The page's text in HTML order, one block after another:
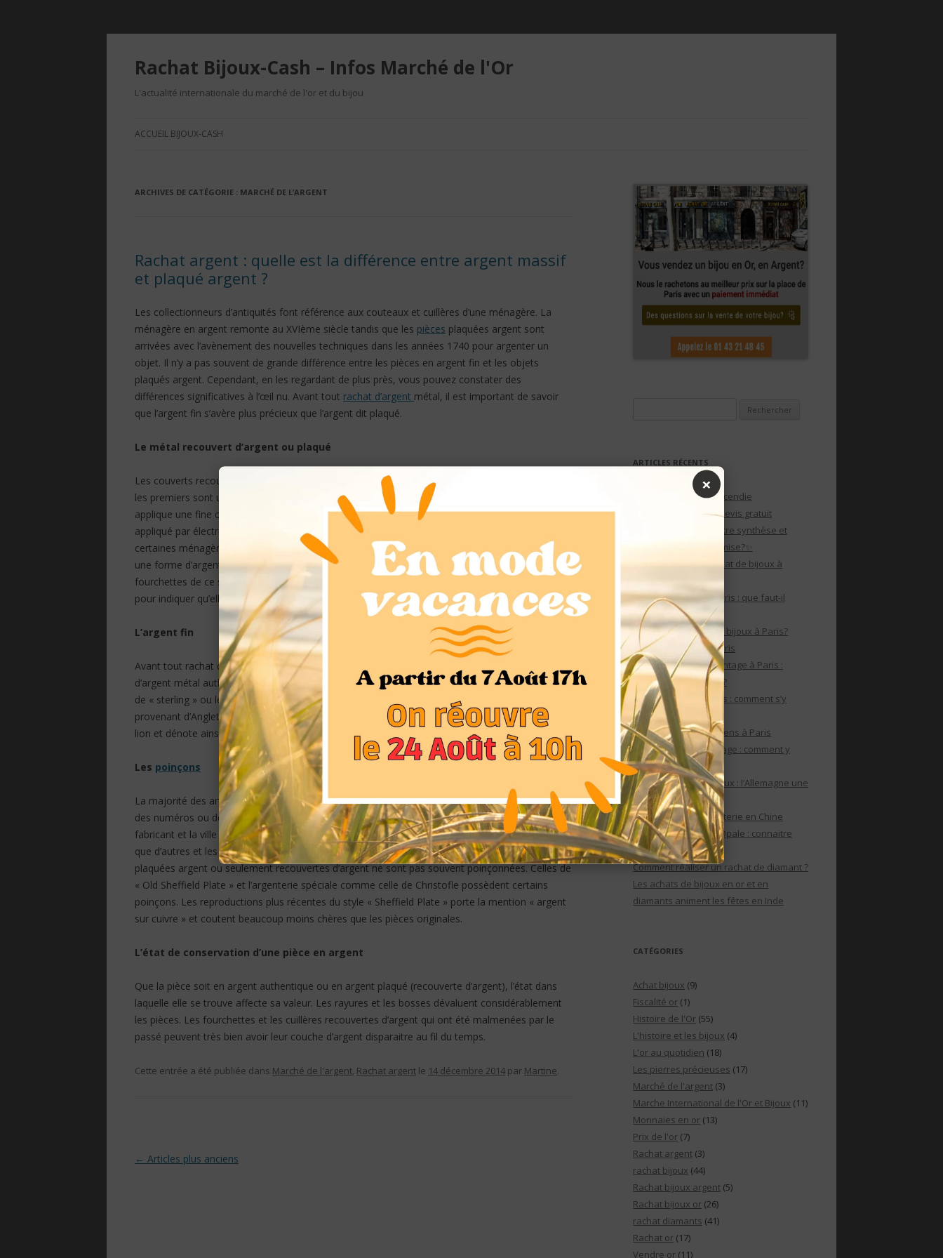
Rachat Bijoux-Cash – Infos Marché de l'Or
L'actualité internationale du marché de l'or et du bijou
ACCUEIL BIJOUX-CASH
ARCHIVES DE CATÉGORIE : MARCHÉ DE L’ARGENT
Rachat argent : quelle est la différence entre argent massif
et plaqué argent ?
Les collectionneurs d’antiquités font référence aux couteaux et cuillères d’une ménagère. La
ménagère en argent remonte au XVIème siècle tandis que les pièces plaquées argent sont
arrivées avec l’avènement des nouvelles techniques dans les années 1740 pour argenter un
objet. Il n’y a pas souvent de grande différence entre les pièces en argent fin et les objets
plaqués argent. Cependant, en les regardant de plus près, vous pouvez constater des
différences significatives à l’œil nu. Avant tout rachat d’argent métal, il est important de savoir
que l’argent fin s’avère plus précieux que l’argent dit plaqué.
Le métal recouvert d’argent ou plaqué
Les couverts recouverts d’argent diffèrent de ceux en argent fin par leur contenu de ce métal car
les premiers sont utilisés à partir d’un métal basique comme le nickel ou le cuivre auquel on lui
applique une fine couche d’argent sur sa superficie. Au milieu de XIXème siècle, l’argent a été
appliqué par électrolyse. Le plaqué argent vaut beaucoup moins que l’authentique. Mais,
certaines ménagères (couverts) sont très recherchées. L’argenterie anglaise « Old Sheffield » est
une forme d’argenterie précoce et rare qui a été recouverte d’argent métal. Les cuillères et les
fourchettes de ce style datent des années 1700. Certaines portent les initiales EPBM ou EPNS
pour indiquer qu’elles ont été électrolysées avec de l’argent.
L’argent fin
Avant tout rachat d’argent il faut savoir qu’on appelle argent fin celui qui contient plus de 92.5%
d’argent métal authentique. De nombreux couverts en argent fin aux Etats-Unis portent le nom
de « sterling » ou le numéro 925 frappé sur le métal pour leur identification. Les pièces
provenant d’Angleterre peuvent posséder le poinçon appelé « lion passant » qui est en forme de
lion et dénote ainsi la qualité de l’argent.
Les poinçons
La majorité des articles en argent sont poinçonnés. Ce sont en général des mots, des lettres,
des numéros ou des images frappés sur la superficie du métal. Ils peuvent avoir un lien avec le
fabricant et la ville d’origine et la date de fabrication. Certains sont à l’origine deprixplus élevés
que d’autres et les dates anciennes correspondent à une valeur plus importante. Les pièces dites
plaquées argent ou seulement recouvertes d’argent ne sont pas souvent poinçonnées. Celles de
« Old Sheffield Plate » et l’argenterie spéciale comme celle de Christofle possèdent certains
poinçons. Les reproductions plus récentes du style « Sheffield Plate » porte la mention « argent
sur cuivre » et coutent beaucoup moins chères que les pièces originales.
L’état de conservation d’une pièce en argent
Que la pièce soit en argent authentique ou en argent plaqué (recouverte d’argent), l’état dans
laquelle elle se trouve affecte sa valeur. Les rayures et les bosses dévaluent considérablement
les pièces. Les fourchettes et les cuillères recouvertes d’argent qui ont été malmenées par le
passé peuvent très bien avoir leur couche d’argent disparaitre au fil du temps.
Cette entrée a été publiée dans Marché de l'argent, Rachat argent le 14 décembre 2014 par Martine.
Navigation des articles
← Articles plus anciens
ARTICLES RÉCENTS
Plans d’évacuation incendie
personnalisés avec devis gratuit
Crise du diamant : entre synthèse et
tradition, qui rafle la mise?✨
Pourquoi pas un rachat de bijoux à
Rachat de bijoux à paris : que faut-il
savoir?
Où faire un rachat de bijoux à Paris?
Rachat de bijoux à Paris
Le rachat de bijoux vintage à Paris :
comment s’y prendre?
Rachat de bijoux Paris : comment s’y
prendre?
Rachat de bijoux anciens à Paris
Rachat de bijoux vintage : comment y
parvenir ?
Achat Or internationaux : l’Allemagne une
puissance de l’or
Le marché de la bijouterie en Chine
Rachat de bijoux en Opale : connaitre
ses caractéristiques
Comment réaliser un rachat de diamant ?
Les achats de bijoux en or et en
diamants animent les fêtes en Inde
CATÉGORIES
Achat bijoux (9)
Fiscalité or (1)
Histoire de l'Or (55)
L'histoire et les bijoux (4)
L'or au quotidien (18)
Les pierres précieuses (17)
Marché de l'argent (3)
Marche International de l'Or et Bijoux (11)
Monnaies en or (13)
Prix de l'or (7)
Rachat argent (3)
rachat bijoux (44)
Rachat bijoux argent (5)
Rachat bijoux or (26)
rachat diamants (41)
Rachat or (17)
Vendre or (11)
×